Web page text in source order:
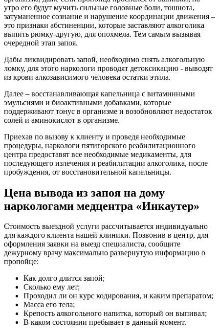
утро его будут мучить сильные головные боли, тошнота,
затуманенное сознание и нарушение координации движения –
это признаки абстиненции, которые заставляют алкоголика
выпить рюмку-другую, для опохмела. Тем самым вызывая
очередной этап запоя.
Дабы ликвидировать запой, необходимо снять алкогольную
ломку, для этого наркологи проводят детоксикацию - выводят
из крови алкозависимого человека остатки этила.
Далее – восстанавливающая капельница с витаминными
эмульсиями и биоактивными добавками, которые
поддерживают тонус в организме и возобновляют недостаток
солей и аминокислот в организме.
Приехав по вызову к клиенту и проведя необходимые
процедуры, наркологи пятигорского реабилитационного
центра предоставят все необходимые медикаменты, для
последующего излечения и реабилитации алкоголика, после
пробуждения, от восстановительной капельницы.
Цена вывода из запоя на дому
наркологами медцентра «Инкаутер»
Стоимость выездной услуги рассчитывается индивидуально
для каждого клиента нашей клиники. Позвонив в центр, для
оформления заявки на выезд специалиста, сообщите
дежурному врачу максимально развернутую информацию о
пропойце:
Как долго длится запой;
Сколько ему лет;
Проходил ли он курс кодирования, и каким препаратом;
Масса его тела;
Крепость алкогольного напитка, который он выпивал;
В каком состоянии пребывает в данный момент.